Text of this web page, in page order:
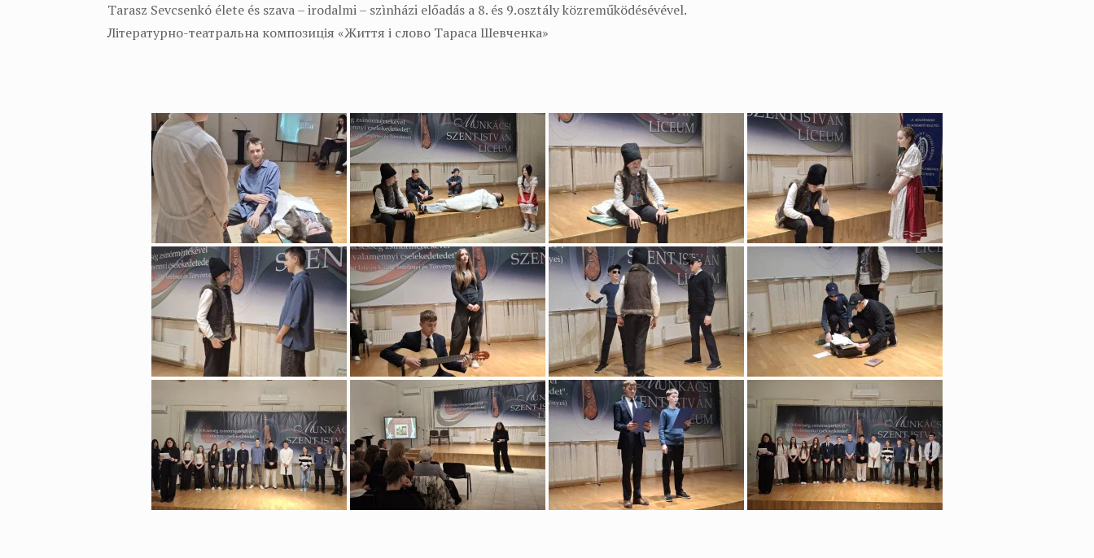
Tarasz Sevcsenkó élete és szava – irodalmi – szìnházi előadás a 8. és 9.osztály közreműködésévével.
Літературно-театральна композиція «Життя і слово Тараса Шевченка»